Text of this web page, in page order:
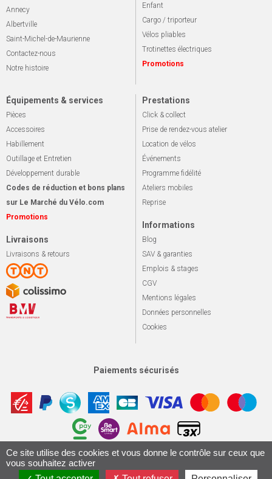
Annecy
Albertville
Saint-Michel-de-Maurienne
Contactez-nous
Notre histoire
Enfant
Cargo / triporteur
Vélos pliables
Trotinettes électriques
Promotions
Équipements & services
Pièces
Accessoires
Habillement
Outillage et Entretien
Développement durable
Codes de réduction et bons plans
sur Le Marché du Vélo.com
Promotions
Livraisons
Livraisons & retours
Prestations
Click & collect
Prise de rendez-vous atelier
Location de vélos
Événements
Programme fidélité
Ateliers mobiles
Reprise
Informations
Blog
SAV & garanties
Emplois & stages
CGV
Mentions légales
Données personnelles
Cookies
Paiements sécurisés
© 2026 Le marché du vélo
Apotekisto,
Conception & Réalisation 161.io
Ce site utilise des cookies et vous donne le contrôle sur ceux que
vous souhaitez activer